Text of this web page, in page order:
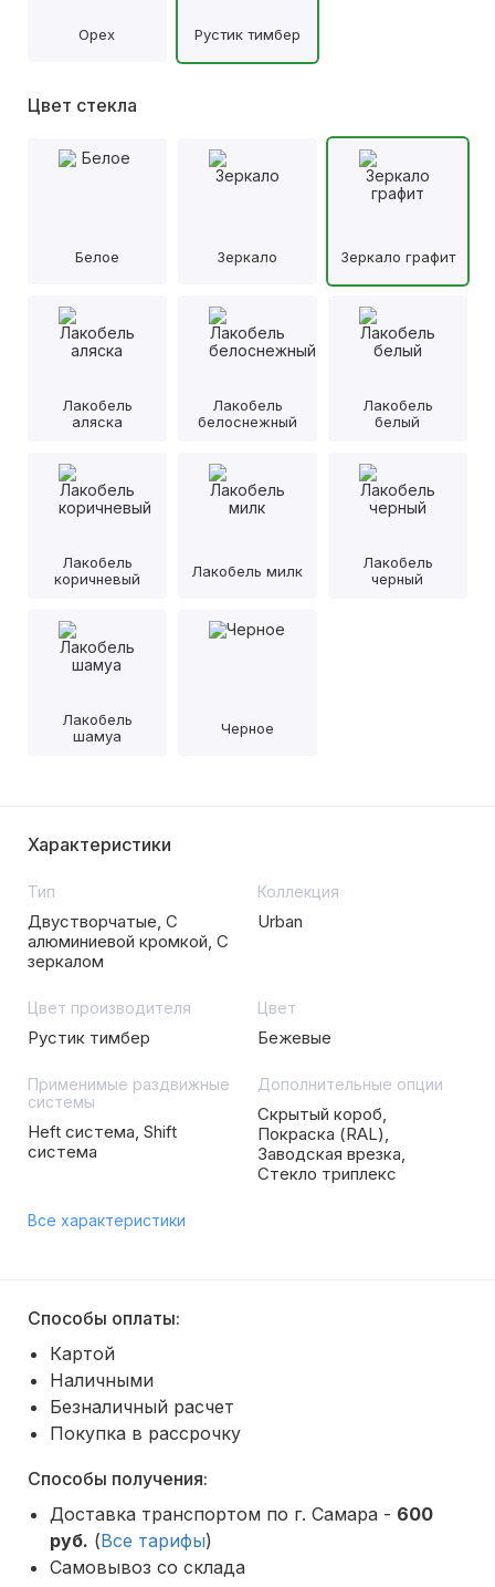
Орех Рустик тимбер
Цвет стекла
Белое Зеркало Зеркало графит
Лакобель
аляска
Лакобель
белоснежный
Лакобель
белый
Лакобель
коричневый
Лакобель милк
Лакобель
черный
Лакобель
шамуа
Черное
Характеристики
Тип
Двустворчатые, С
алюминиевой кромкой, С
зеркалом
Коллекция
Urban
Цвет производителя
Рустик тимбер
Цвет
Бежевые
Применимые раздвижные
системы
Heft система, Shift
система
Дополнительные опции
Скрытый короб,
Покраска (RAL),
Заводская врезка,
Стекло триплекс
Все характеристики
Способы оплаты:
Картой
Наличными
Безналичный расчет
Покупка в рассрочку
Способы получения:
Доставка транспортом по г. Самара - 600
руб. (Все тарифы)
Самовывоз со склада